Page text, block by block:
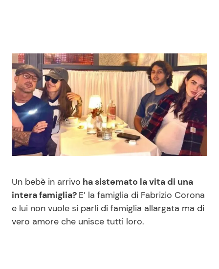
News Musica
News Spettacolo
Benessere
Casa
Moda e Style
Mondo Mamma
Cucina e Ricette
Consigli di Cucina
Dolci
Le Ricette in TV
Un bebè in arrivo ha sistemato la vita di una
intera famiglia? E’ la famiglia di Fabrizio Corona
e lui non vuole si parli di famiglia allargata ma di
vero amore che unisce tutti loro.